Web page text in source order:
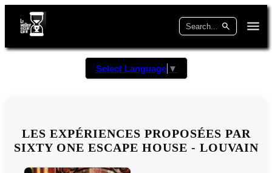
Select Language ▼
LES EXPÉRIENCES PROPOSÉES PAR
SIXTY ONE ESCAPE HOUSE - LOUVAIN